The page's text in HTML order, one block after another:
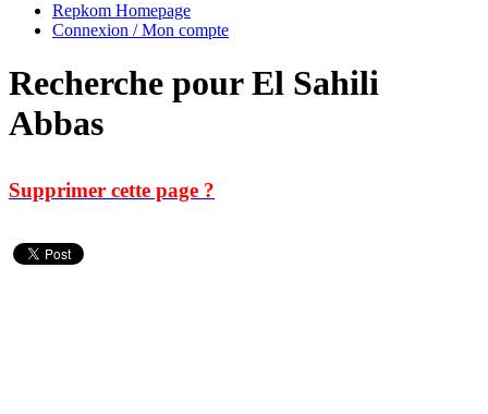
Repkom Homepage
Connexion / Mon compte
Recherche pour El Sahili
Abbas
Supprimer cette page ?